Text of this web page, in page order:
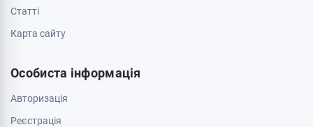
Cтатті
Карта сайту
Особиста інформація
Авторизація
Реєстрація